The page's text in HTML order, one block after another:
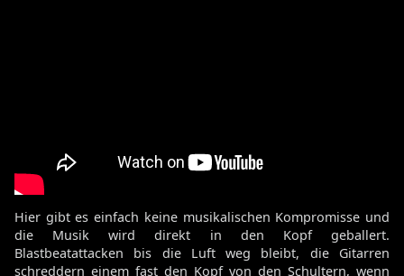
Hier gibt es einfach keine musikalischen Kompromisse und
die Musik wird direkt in den Kopf geballert.
Blastbeatattacken bis die Luft weg bleibt, die Gitarren
schreddern einem fast den Kopf von den Schultern, wenn